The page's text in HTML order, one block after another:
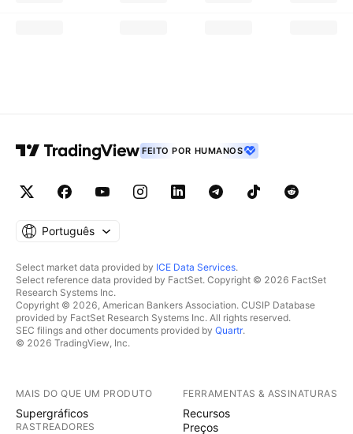
FEITO POR HUMANOS
Português
Select market data provided by ICE Data Services.
Select reference data provided by FactSet. Copyright © 2026 FactSet
Research Systems Inc.
Copyright © 2026, American Bankers Association. CUSIP Database
provided by FactSet Research Systems Inc. All rights reserved.
SEC filings and other documents provided by Quartr.
© 2026 TradingView, Inc.
MAIS DO QUE UM PRODUTO
Supergráficos
RASTREADORES
FERRAMENTAS & ASSINATURAS
Recursos
Preços